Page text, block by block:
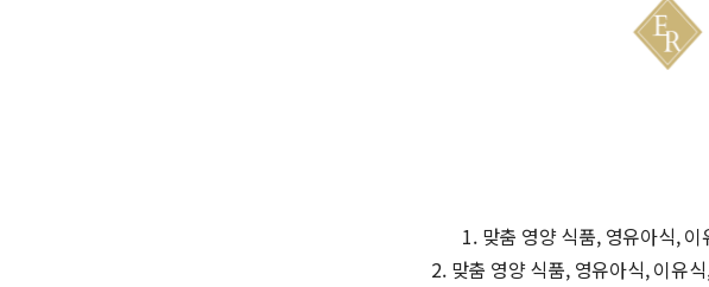
1. 맞춤 영양 식품, 영유아식,
2. 맞춤 영양 식품, 영유아식, 이유